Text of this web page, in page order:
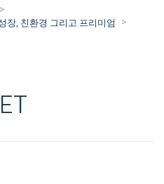
>
장, 친환경 그리고 프리미엄
>